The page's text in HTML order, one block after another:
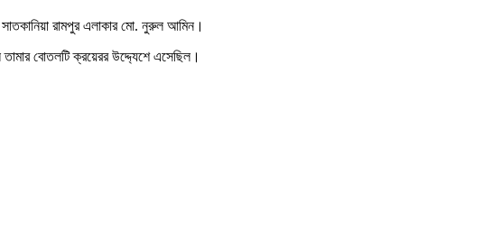
রামপুর এলাকার মো. নুরুল আমিন।
বোতলটি ক্রয়েরর উদ্দ্যেশে এসেছিল।